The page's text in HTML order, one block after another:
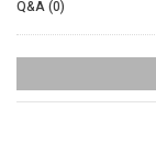
Q&A (0)